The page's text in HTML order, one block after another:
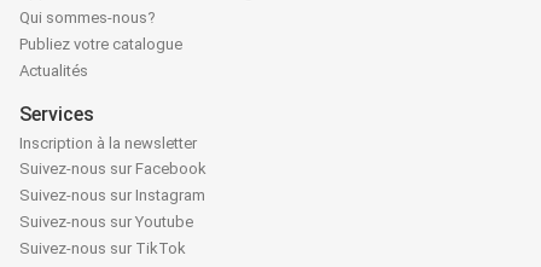
Qui sommes-nous?
Publiez votre catalogue
Actualités
Services
Inscription à la newsletter
Suivez-nous sur Facebook
Suivez-nous sur Instagram
Suivez-nous sur Youtube
Suivez-nous sur TikTok